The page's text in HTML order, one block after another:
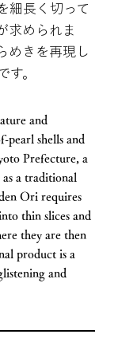
細長く切って
求められま
めきを再現し
す。
and
pearl shells and
Prefecture, a
a traditional
Ori requires
thin slices and
they are then
product is a
and